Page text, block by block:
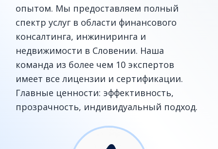
опытом. Мы предоставляем полный
спектр услуг в области финансового
консалтинга, инжиниринга и
недвижимости в Словении. Наша
команда из более чем 10 экспертов
имеет все лицензии и сертификации.
Главные ценности: эффективность,
прозрачность, индивидуальный подход.